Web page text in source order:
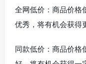
全网低价：商品价格
优秀，将有机会获得
同款低价：商品价格